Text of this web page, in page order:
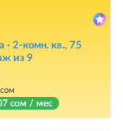
и на
· 2-комн. кв., 75
из 9
сом / мес